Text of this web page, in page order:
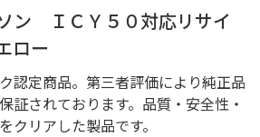
ン ＩＣＹ５０対応リサイ
ロー
認定商品。第三者評価により純正品
証されております。品質・安全性・
クリアした製品です。